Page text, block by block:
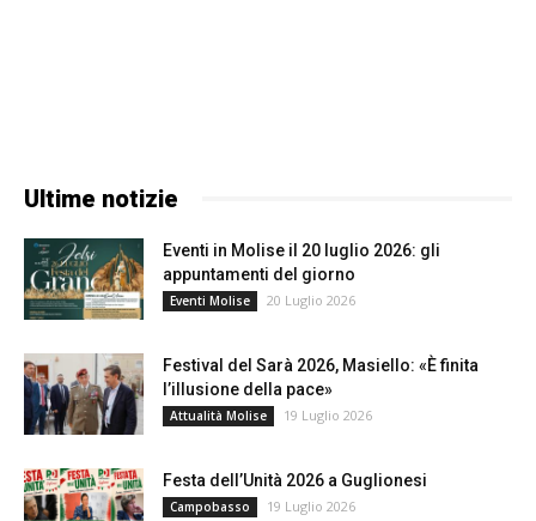
Ultime notizie
Eventi in Molise il 20 luglio 2026: gli
appuntamenti del giorno
Eventi Molise 20 Luglio 2026
Festival del Sarà 2026, Masiello: «È finita
l’illusione della pace»
Attualità Molise 19 Luglio 2026
Festa dell’Unità 2026 a Guglionesi
Campobasso 19 Luglio 2026